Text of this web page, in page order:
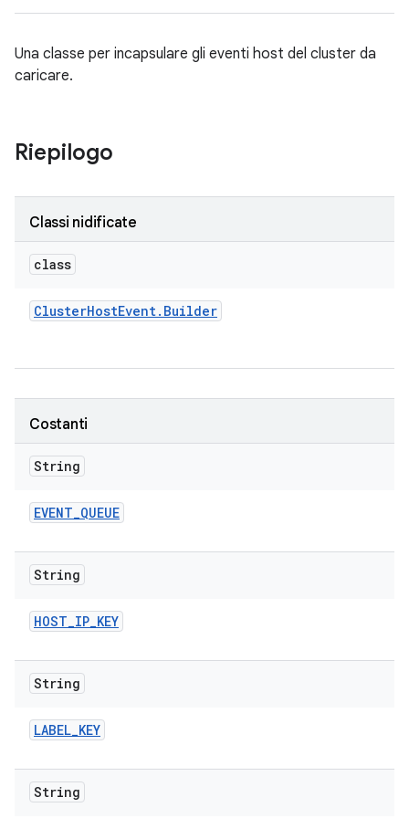
Una classe per incapsulare gli eventi host del cluster da
caricare.
Riepilogo
Classi nidificate
class
ClusterHostEvent. Builder
Costanti
String
EVENT_QUEUE
String
HOST_IP_KEY
String
LABEL_KEY
String